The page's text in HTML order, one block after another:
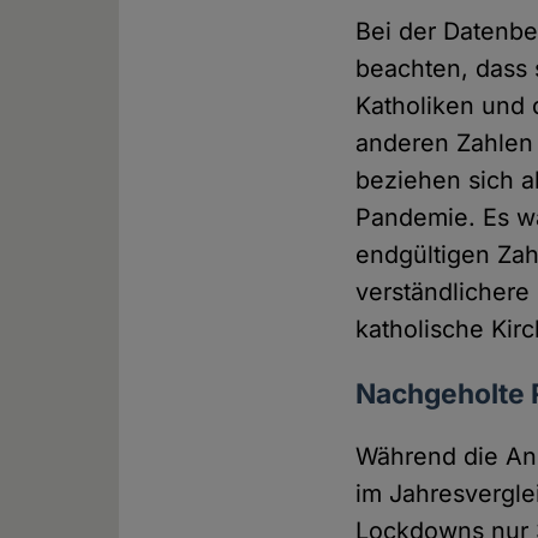
Bei der
beachten, dass
Katholiken und
anderen
beziehen sich
Pandemie. Es
endgültigen
katholische
Nachgeholte
Während die
im
Lockdowns nur